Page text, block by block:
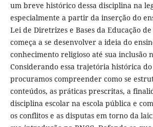
um breve histórico dessa disciplina na
especialmente a partir da inserção do
Lei de Diretrizes e Bases da Educação
começa a se desenvolver a ideia do
conhecimento religioso até sua inclusão
Considerando essa trajetória histórica
procuramos compreender como se
conteúdos, as práticas prescritas, a
disciplina escolar na escola pública e
os conflitos e as disputas em torno da